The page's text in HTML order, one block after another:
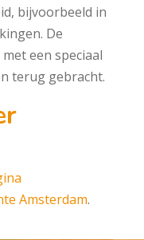
bijvoorbeeld in
De
een speciaal
terug gebracht.
Amsterdam.